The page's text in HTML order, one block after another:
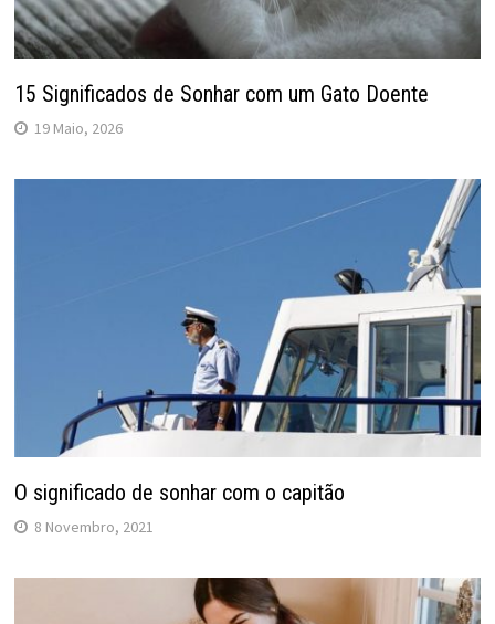
15 Significados de Sonhar com um Gato Doente
19 Maio, 2026
O significado de sonhar com o capitão
8 Novembro, 2021